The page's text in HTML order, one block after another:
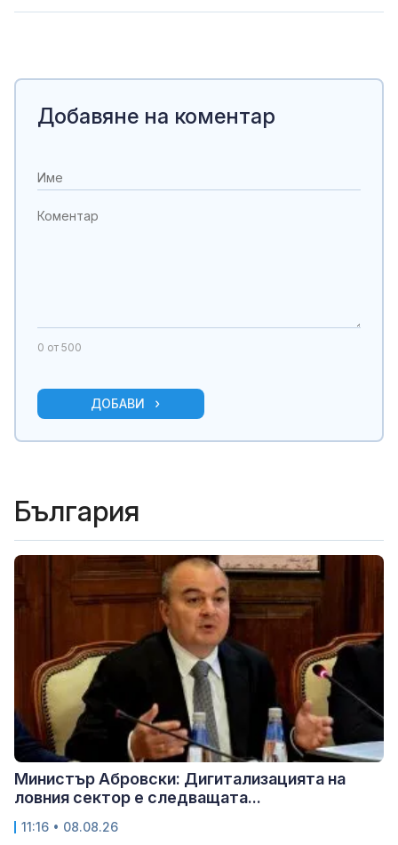
Добавяне на коментар
0 от 500
ДОБАВИ
България
Министър Абровски: Дигитализацията на
ловния сектор е следващата...
11:16 • 08.08.26